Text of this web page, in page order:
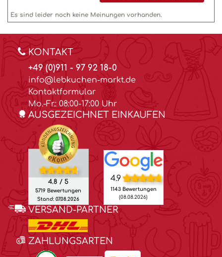
Es sind leider noch keine Meinungen vorhanden.
KONTAKT
+49 (0)911 - 97 92 18-0
info@lebkuchen-markt.de
Kontaktformular
Mo.-Fr.: 08:00-17:00 Uhr
AUSGEZEICHNET EINKAUFEN
4.8 / 5
5719 Bewertungen
Stand: 07.08.2026
4.9
1143 Bewertungen
(08.08.2026)
VERSAND-PARTNER
ZAHLUNGSARTEN